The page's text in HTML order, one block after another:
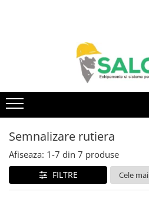
Articole unica folosinta
Combinezoane
Costum-Salopeta
Halate de lucru
Semnalizare rutiera
Afiseaza: 1-7 din 7 produse
FILTRE